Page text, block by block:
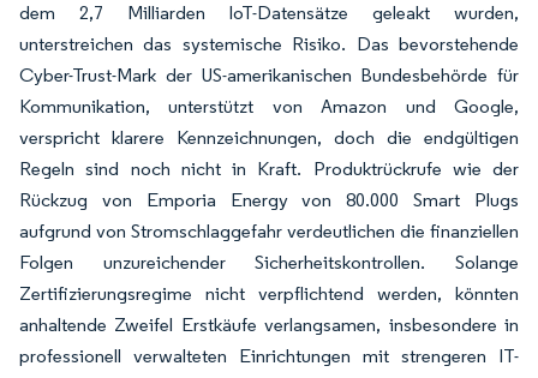
dem 2,7 Milliarden IoT-Datensätze geleakt wurden,
unterstreichen das systemische Risiko. Das bevorstehende
Cyber-Trust-Mark der US-amerikanischen Bundesbehörde für
Kommunikation, unterstützt von Amazon und Google,
verspricht klarere Kennzeichnungen, doch die endgültigen
Regeln sind noch nicht in Kraft. Produktrückrufe wie der
Rückzug von Emporia Energy von 80.000 Smart Plugs
aufgrund von Stromschlaggefahr verdeutlichen die finanziellen
Folgen unzureichender Sicherheitskontrollen. Solange
Zertifizierungsregime nicht verpflichtend werden, könnten
anhaltende Zweifel Erstkäufe verlangsamen, insbesondere in
professionell verwalteten Einrichtungen mit strengeren IT-